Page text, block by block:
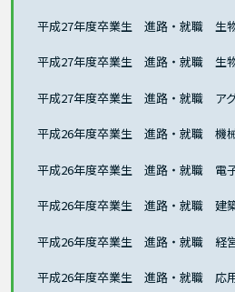
平成27年度卒業生 進路・就職 生
平成27年度卒業生 進路・就職 生
平成27年度卒業生 進路・就職 ア
平成26年度卒業生 進路・就職 機
平成26年度卒業生 進路・就職 電
平成26年度卒業生 進路・就職 建
平成26年度卒業生 進路・就職 経
平成26年度卒業生 進路・就職 応